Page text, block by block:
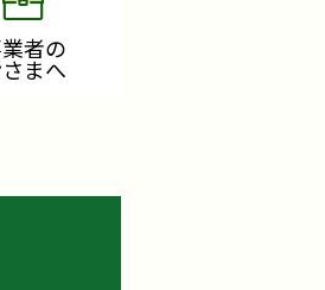
者の
まへ